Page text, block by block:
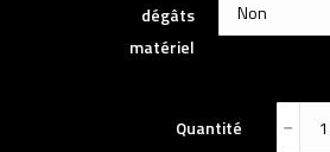
dégâts
matériel
Quantité ﹣